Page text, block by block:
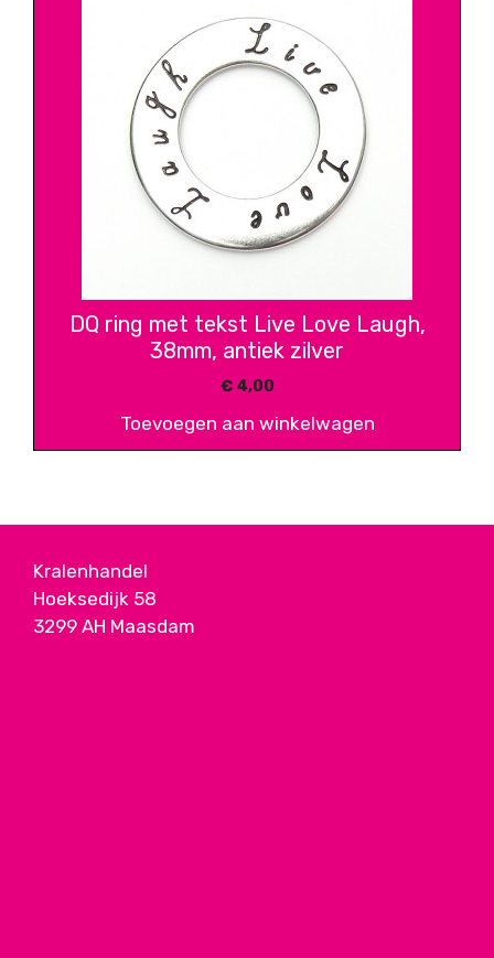
DQ ring met tekst Live Love Laugh,
38mm, antiek zilver
€4,00
Toevoegen aan winkelwagen
Kralenhandel
Hoeksedijk 58
3299 AH Maasdam